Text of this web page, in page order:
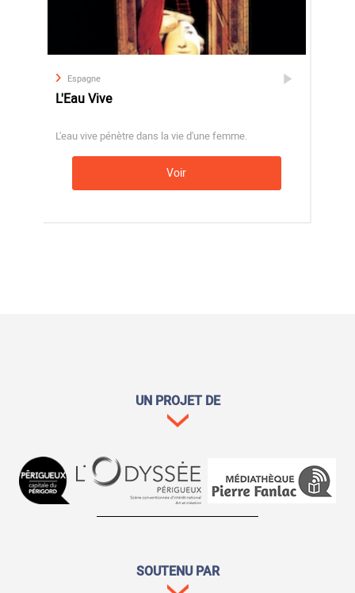
Espagne
L'Eau Vive
L'eau vive pénètre dans la vie d'une femme.
Voir
UN PROJET DE
SOUTENU PAR